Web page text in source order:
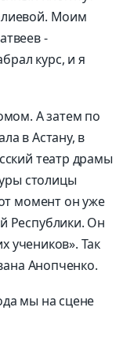
Моим
-
курс, и я
А затем по
в Астану, в
театр драмы
столицы
момент он уже
Республики. Он
учеников». Так
Анопченко.
мы на сцене